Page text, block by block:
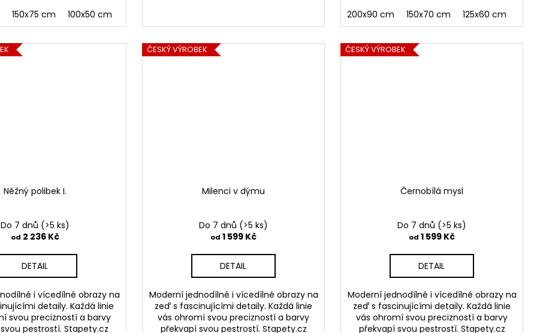
150x75 cm 100x50 cm 200x90 cm 150x70 cm 125x60 cm
Něžný polibek I.
Do 7 dnů (>5 ks)
od 2 236 Kč
DETAIL
i vícedílné obrazy na
detaily. Každá linie
svou precizností a barvy
pestrostí. Stapety.cz
ČESKÝ VÝROBEK
Milenci v dýmu
Do 7 dnů (>5 ks)
od 1 599 Kč
DETAIL
Moderní jednodílné i vícedílné obrazy na
zeď s fascinujícími detaily. Každá linie
vás ohromí svou precizností a barvy
překvapí svou pestrostí. Stapety.cz
ČESKÝ VÝROBEK
Černobílá mysl
Do 7 dnů (>5 ks)
od 1 599 Kč
DETAIL
Moderní jednodílné i vícedílné obrazy na
zeď s fascinujícími detaily. Každá linie
vás ohromí svou precizností a barvy
překvapí svou pestrostí. Stapety.cz